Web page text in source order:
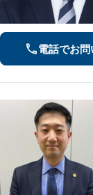
電話でお